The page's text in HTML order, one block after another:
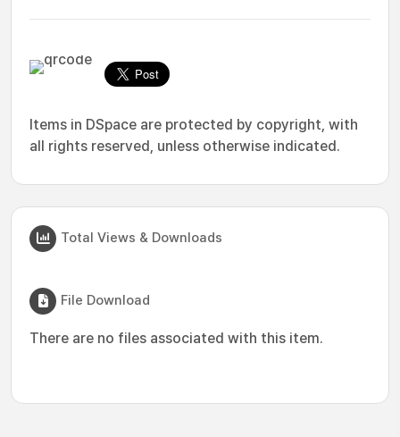
Items in DSpace are protected by copyright, with
all rights reserved, unless otherwise indicated.
Total Views & Downloads
File Download
There are no files associated with this item.